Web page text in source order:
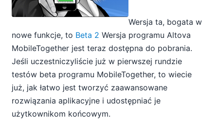
Wersja ta, bogata w
nowe funkcje, to Beta 2 Wersja programu Altova
MobileTogether jest teraz dostępna do pobrania.
Jeśli uczestniczyliście już w pierwszej rundzie
testów beta programu MobileTogether, to wiecie
już, jak łatwo jest tworzyć zaawansowane
rozwiązania aplikacyjne i udostępniać je
użytkownikom końcowym.